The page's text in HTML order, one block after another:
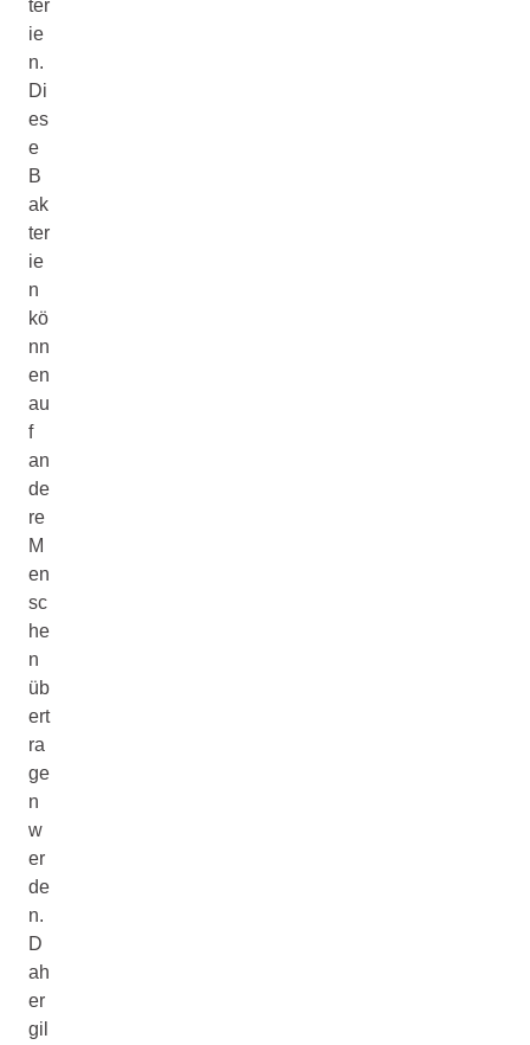
ter
ie
n.
Di
es
e
B
ak
ter
ie
n
kö
nn
en
au
f
an
de
re
M
en
sc
he
n
üb
ert
ra
ge
n
w
er
de
n.
D
ah
er
gil